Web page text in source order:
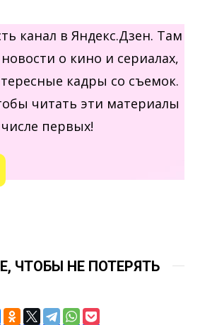
канал в Яндекс.Дзен. Там
о кино и сериалах,
кадры со съемок.
читать эти материалы
первых!
ЧТОБЫ НЕ ПОТЕРЯТЬ